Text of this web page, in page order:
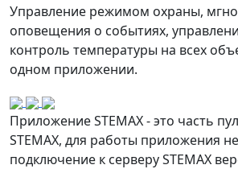
Управление режимом охраны,
оповещения о событиях,
контроль температуры на всех
одном приложении.
Приложение STEMAX - это часть
STEMAX, для работы приложения
подключение к серверу STEMAX